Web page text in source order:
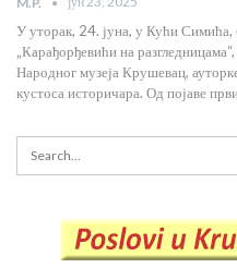
У уторак, 24. јуна, у Кући Симића,
„Карађорђевићи на
Народног музеја Крушевац,
кустоса историчара. Од појаве